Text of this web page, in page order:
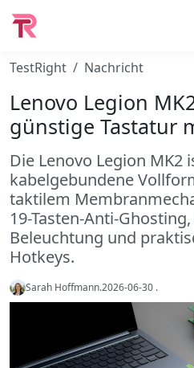
TestRight Nachricht
Lenovo Legion
günstige Tastatur
Die Lenovo Legion MK2
kabelgebundene
taktilem
19-Tasten-Anti-
Beleuchtung und
Hotkeys.
Sarah Hoffmann.2026-06-30 .